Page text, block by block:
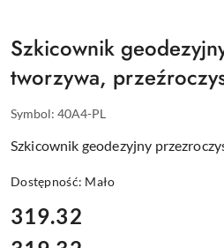
Szkicownik
tworzywa,
Symbol: 40A4-PL
Szkicownik geodezyjny
Dostępność: Mało
cena:
319.32